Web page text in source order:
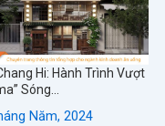
Hi: Hành Trình Vượt
Sóng...
Năm, 2024